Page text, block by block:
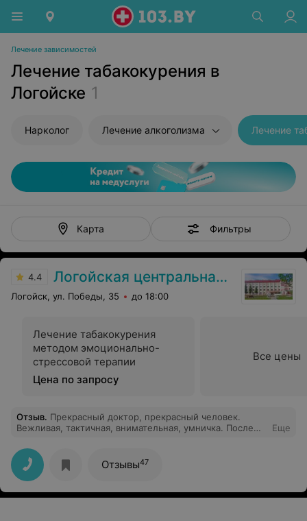
Лечение зависимостей
Лечение табакокурения в
Логойске 1
Нарколог Лечение алкоголизма Лечение
Карта Фильтры
4.4 Логойская центральная районная больница
Логойск, ул. Победы, 35 до 18:00
Лечение табакокурения
методом эмоционально-
стрессовой терапии
Цена по запросу
Все цены
Отзыв. Прекрасный доктор, прекрасный человек.
Вежливая, тактичная, внимательная, умничка. После
большое!
Еще
Отзывы47